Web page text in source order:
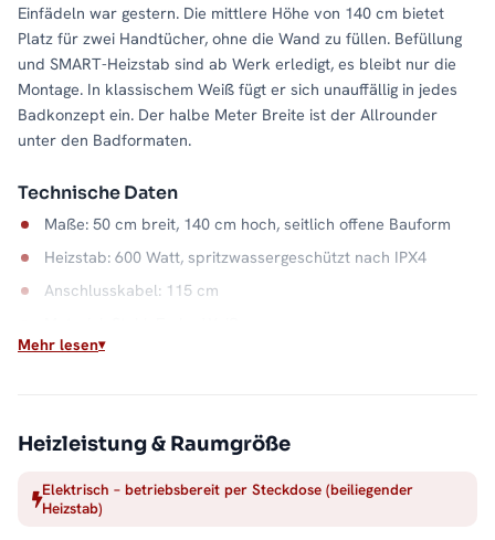
Einfädeln war gestern. Die mittlere Höhe von 140 cm bietet
Platz für zwei Handtücher, ohne die Wand zu füllen. Befüllung
und SMART-Heizstab sind ab Werk erledigt, es bleibt nur die
Montage. In klassischem Weiß fügt er sich unauffällig in jedes
Badkonzept ein. Der halbe Meter Breite ist der Allrounder
unter den Badformaten.
Technische Daten
Maße: 50 cm breit, 140 cm hoch, seitlich offene Bauform
Heizstab: 600 Watt, spritzwassergeschützt nach IPX4
Anschlusskabel: 115 cm
Wasserkapazität: 6,7 Liter
Weil der ALRONA elektrisch arbeitet, gibt es warme
der Übergangszeit oder im Gäste-WC ohne Heizungsanschluss.
Der Stahlkorpus verteilt die Wärme gleichmäßig über die
Mehr lesen
Heizleistung & Raumgröße
Elektrisch – betriebsbereit per Steckdose (beiliegender
Heizstab)